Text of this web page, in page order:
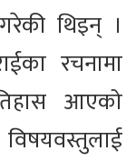
थिइन् ।
रचनामा
आएको